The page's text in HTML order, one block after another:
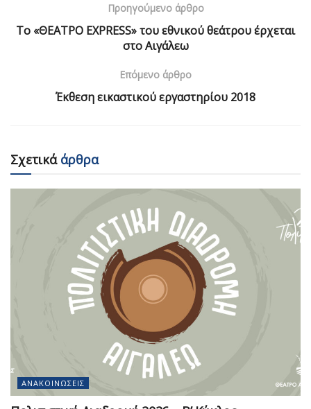
Προηγούμενο άρθρο
Το «ΘΕΑΤΡΟ EXPRESS» του εθνικού θεάτρου έρχεται
στο Αιγάλεω
Επόμενο άρθρο
Έκθεση εικαστικού εργαστηρίου 2018
Σχετικάάρθρα
ΑΝΑΚΟΙΝΏΣΕΙΣ